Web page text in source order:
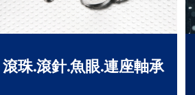
滾珠.滾針.魚眼.連座軸承